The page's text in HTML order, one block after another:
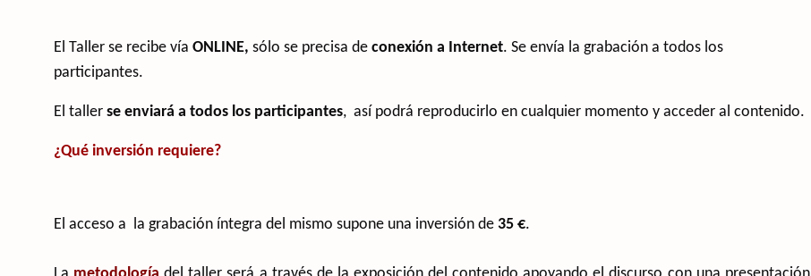
El Taller se recibe vía ONLINE, sólo se precisa de conexión a Internet. Se envía la grabación a todos los
participantes.
El taller se enviará a todos los participantes, así podrá reproducirlo en cualquier momento y acceder al contenido.
¿Qué inversión requiere?
El acceso a la grabación íntegra del mismo supone una inversión de 35 €.